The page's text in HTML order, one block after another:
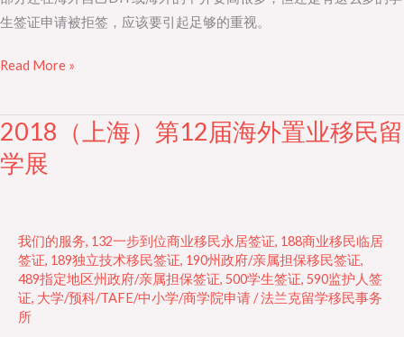
生签证申请被拒签，应该要引起足够的重视。
满
患
Read More »
2018（上海）第12届海外置业移民留
学展
我们的服务, 132一步到位商业移民永居签证, 188商业移民临居
签证, 189独立技术移民签证, 190州政府/亲属担保移民签证,
489指定地区州政府/亲属担保签证, 500学生签证, 590监护人签
证, 大学/预科/TAFE/中小学/商学院申请/法兰克留学移民事务
所
2018（上
海）
第